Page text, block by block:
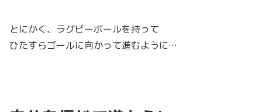
とにかく、ラグビーボールを持って
ひたすらゴールに向かって進むように…